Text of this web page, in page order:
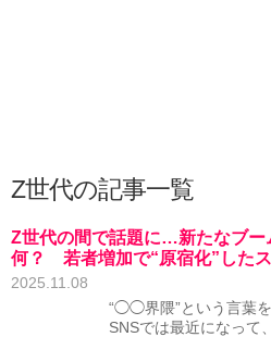
Z世代の記事一覧
Z世代の間で話題に…新たなブー
何？ 若者増加で“原宿化”した
2025.11.08
“◯◯界隈”という言葉を
SNSでは最近になって